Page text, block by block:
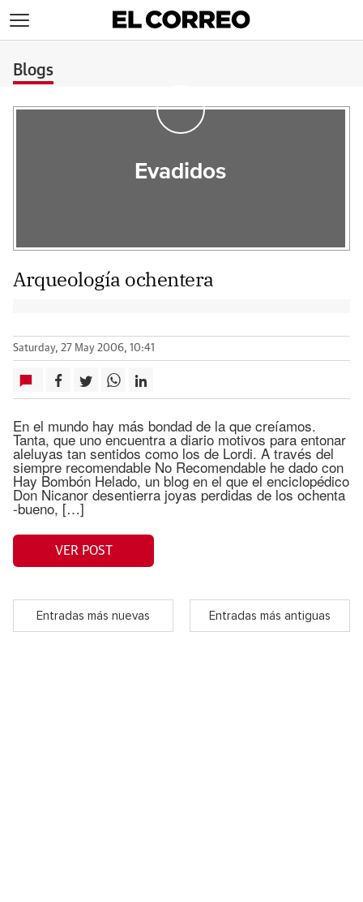
Blogs
Evadidos
Arqueología ochentera
Saturday, 27 May 2006, 10:41
En el mundo hay más bondad de la que creíamos.
Tanta, que uno encuentra a diario motivos para entonar
aleluyas tan sentidos como los de Lordi. A través del
siempre recomendable No Recomendable he dado con
Hay Bombón Helado, un blog en el que el enciclopédico
Don Nicanor desentierra joyas perdidas de los ochenta
-bueno, […]
VER POST
Entradas más nuevas Entradas más antiguas